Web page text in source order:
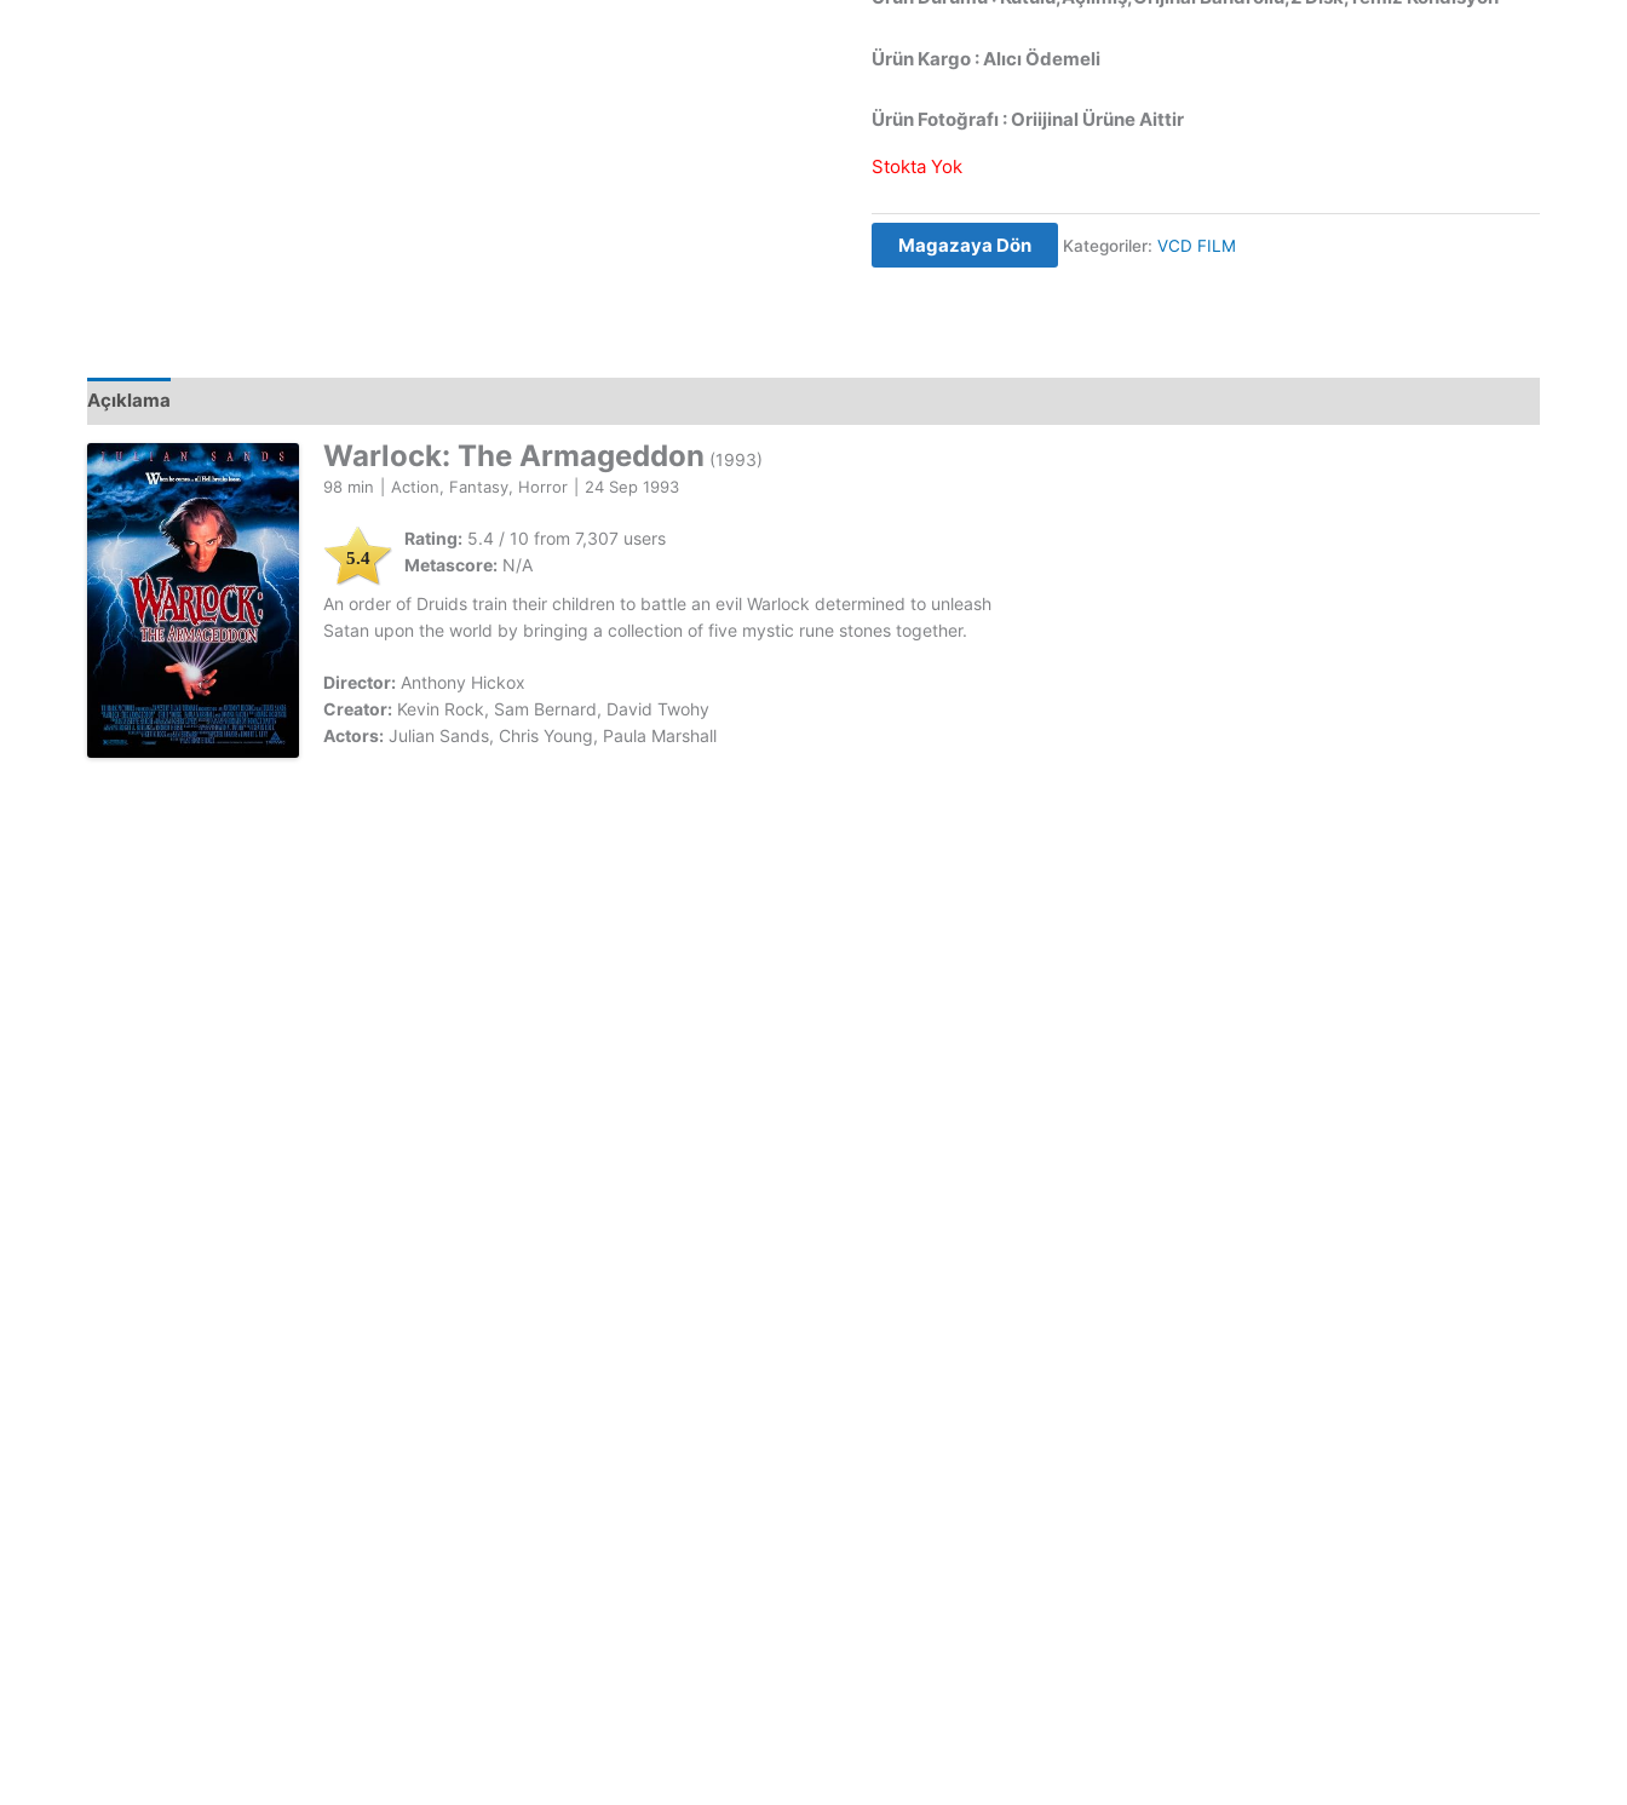
Ürün Kargo : Alıcı Ödemeli
Ürün Fotoğrafı : Oriijinal Ürüne Aittir
Stokta Yok
Magazaya Dön Kategoriler: VCD FILM
Açıklama
Warlock: The Armageddon (1993)
98 min Action, Fantasy, Horror 24 Sep 1993
5.4
Rating: 5.4 / 10 from 7,307 users
Metascore: N/A
An order of Druids train their children to battle an evil Warlock determined to unleash
Satan upon the world by bringing a collection of five mystic rune stones together.
Director: Anthony Hickox
Creator: Kevin Rock, Sam Bernard, David Twohy
Actors: Julian Sands, Chris Young, Paula Marshall